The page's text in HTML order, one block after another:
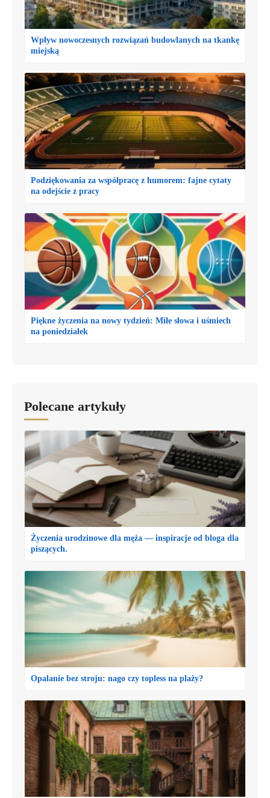
Wpływ nowoczesnych rozwiązań budowlanych na tkankę
miejską
Podziękowania za współpracę z humorem: fajne cytaty
na odejście z pracy
Piękne życzenia na nowy tydzień: Miłe słowa i uśmiech
na poniedziałek
Polecane artykuły
Życzenia urodzinowe dla męża — inspiracje od bloga dla
piszących.
Opalanie bez stroju: nago czy topless na plaży?